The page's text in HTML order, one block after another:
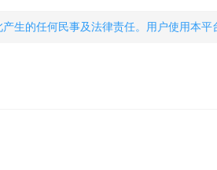
的任何民事及法律责任。用户使用本